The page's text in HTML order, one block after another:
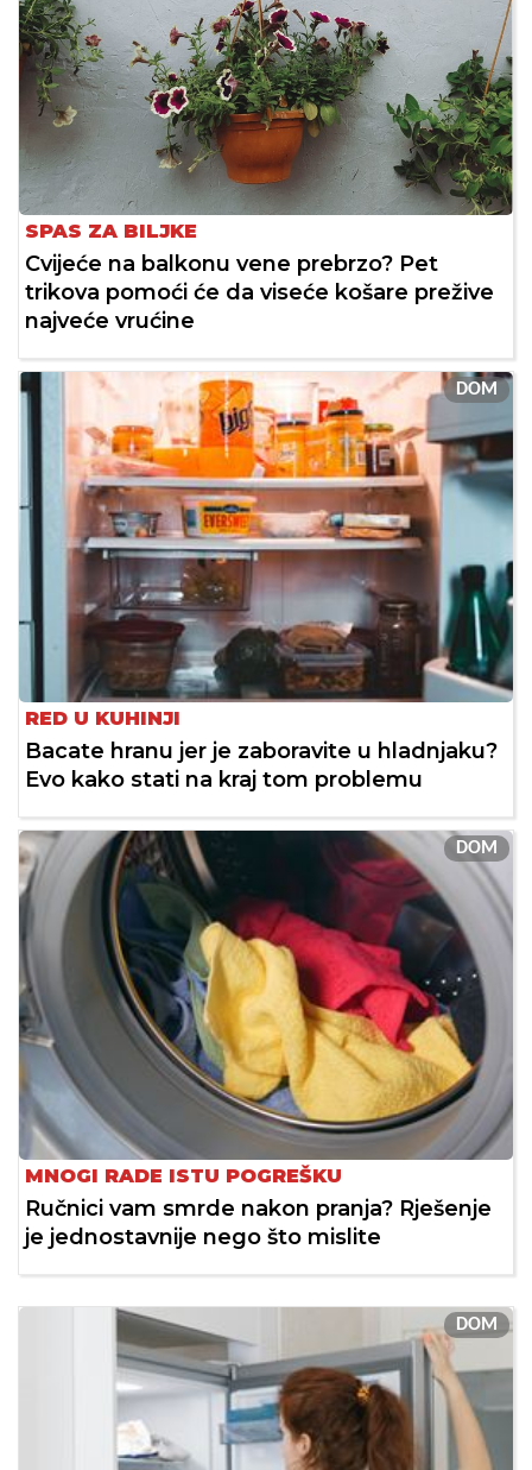
SPAS ZA BILJKE
Cvijeće na balkonu vene prebrzo? Pet
trikova pomoći će da viseće košare prežive
najveće vrućine
DOM
RED U KUHINJI
Bacate hranu jer je zaboravite u hladnjaku?
Evo kako stati na kraj tom problemu
DOM
MNOGI RADE ISTU POGREŠKU
Ručnici vam smrde nakon pranja? Rješenje
je jednostavnije nego što mislite
DOM